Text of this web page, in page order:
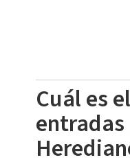
Cuál es